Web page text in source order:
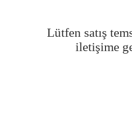
Lütfen satış
iletişime